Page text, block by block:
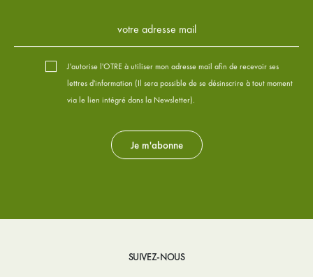
J'autorise l'OTRE à utiliser mon adresse mail afin de recevoir ses
lettres d'information (Il sera possible de se désinscrire à tout moment
via le lien intégré dans la Newsletter).
SUIVEZ-NOUS